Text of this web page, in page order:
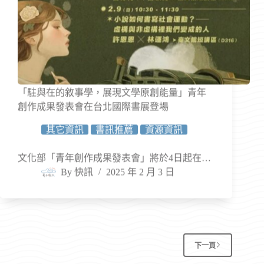
「駐與在的敘事學，展現文學原創能量」青年
創作成果發表會在台北國際書展登場
其它資訊 書訊推薦 資源資訊
文化部「青年創作成果發表會」將於4日起在…
By 快訊 2025 年 2 月 3 日
下一頁